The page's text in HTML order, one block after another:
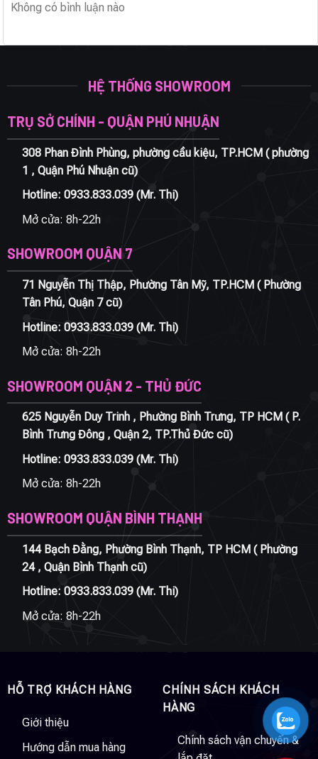
Không có bình luận nào
HỆ THỐNG SHOWROOM
TRỤ SỞ CHÍNH - QUẬN PHÚ NHUẬN
308 Phan Đình Phùng, phường cầu kiệu, TP.HCM ( phường
1 , Quận Phú Nhuận cũ)
Hotline: 0933.833.039(Mr. Thi)
Mở cửa: 8h-22h
SHOWROOM QUẬN 7
71 Nguyễn Thị Thập, Phường Tân Mỹ, TP.HCM ( Phường
Tân Phú, Quận 7 cũ)
Hotline: 0933.833.039(Mr. Thi)
Mở cửa: 8h-22h
SHOWROOM QUẬN 2 - THỦ ĐỨC
625 Nguyễn Duy Trinh , Phường Bình Trưng, TP HCM ( P.
Bình Trưng Đông , Quận 2, TP.Thủ Đức cũ)
Hotline: 0933.833.039(Mr. Thi)
Mở cửa: 8h-22h
SHOWROOM QUẬN BÌNH THẠNH
144 Bạch Đằng, Phường Bình Thạnh, TP HCM ( Phường
24 , Quận Bình Thạnh cũ)
Hotline: 0933.833.039(Mr. Thi)
Mở cửa: 8h-22h
HỖ TRỢ KHÁCH HÀNG
Giới thiệu
Hướng dẫn mua hàng
CHÍNH SÁCH KHÁCH
HÀNG
Chính sách vận chuyển &